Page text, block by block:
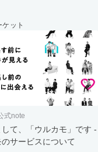
ット
式note
して、「ウルカモ」です -
サービスについて